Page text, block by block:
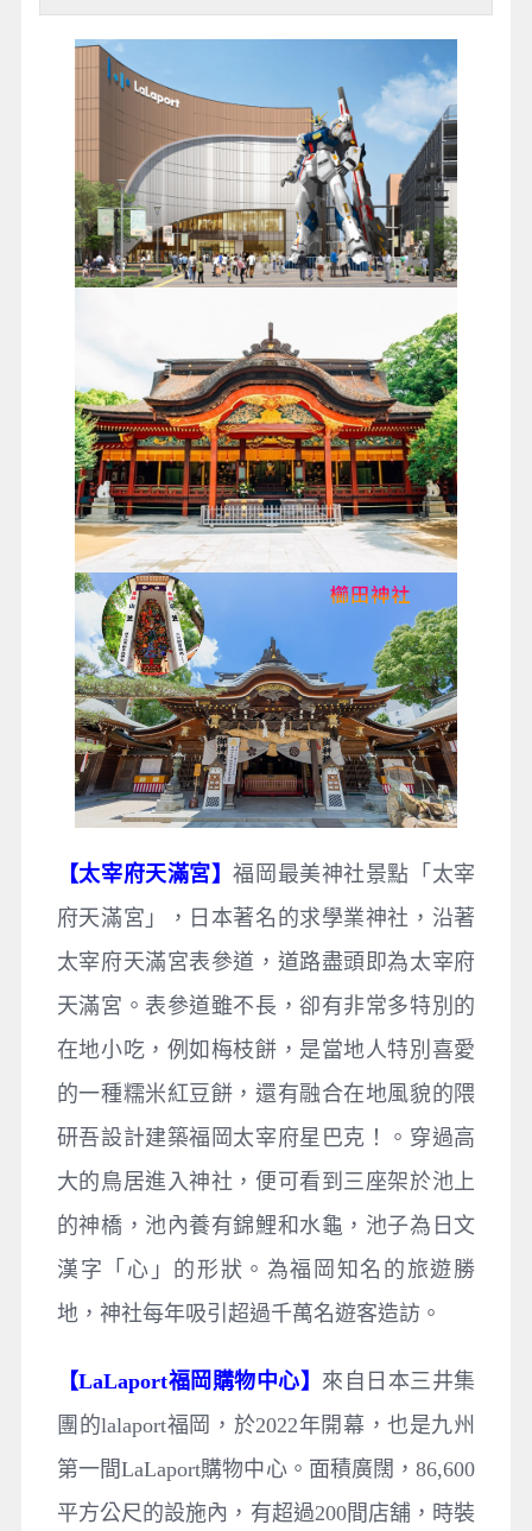
【太宰府天滿宮】福岡最美神社景點「太宰
府天滿宮」，日本著名的求學業神社，沿著
太宰府天滿宮表參道，道路盡頭即為太宰府
天滿宮。表參道雖不長，卻有非常多特別的
在地小吃，例如梅枝餅，是當地人特別喜愛
的一種糯米紅豆餅，還有融合在地風貌的隈
研吾設計建築福岡太宰府星巴克！。穿過高
大的鳥居進入神社，便可看到三座架於池上
的神橋，池內養有錦鯉和水龜，池子為日文
漢字「心」的形狀。為福岡知名的旅遊勝
地，神社每年吸引超過千萬名遊客造訪。
【LaLaport福岡購物中心】 來自日本三井集
團的lalaport福岡，於2022年開幕，也是九州
第一間LaLaport購物中心。面積廣闊，86,600
平方公尺的設施內，有超過200間店舖，時裝